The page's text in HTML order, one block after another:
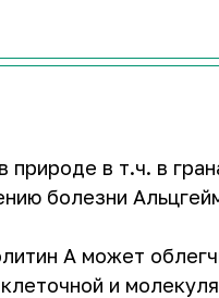
в т.ч. в
болезни
А может
и